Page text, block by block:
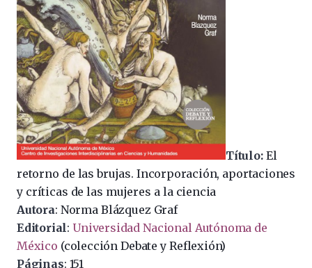
Título:El
retorno de las brujas. Incorporación, aportaciones
y críticas de las mujeres a la ciencia
Autora: Norma Blázquez Graf
Editorial: Universidad Nacional Autónoma de
México (colección Debate y Reflexión)
Páginas: 151